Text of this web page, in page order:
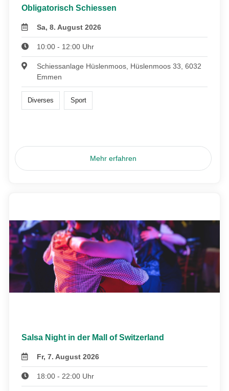
Obligatorisch Schiessen
Sa, 8. August 2026
10:00 - 12:00 Uhr
Schiessanlage Hüslenmoos, Hüslenmoos 33, 6032
Emmen
Diverses Sport
Mehr erfahren
Salsa Night in der Mall of Switzerland
Fr, 7. August 2026
18:00 - 22:00 Uhr